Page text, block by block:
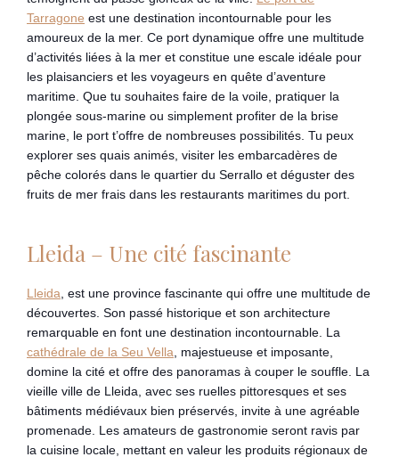
Tarragone est une destination incontournable pour les
amoureux de la mer. Ce port dynamique offre une multitude
d’activités liées à la mer et constitue une escale idéale pour
les plaisanciers et les voyageurs en quête d’aventure
maritime. Que tu souhaites faire de la voile, pratiquer la
plongée sous-marine ou simplement profiter de la brise
marine, le port t’offre de nombreuses possibilités. Tu peux
explorer ses quais animés, visiter les embarcadères de
pêche colorés dans le quartier du Serrallo et déguster des
fruits de mer frais dans les restaurants maritimes du port.
Lleida – Une cité fascinante
Lleida , est une province fascinante qui offre une multitude de
découvertes. Son passé historique et son architecture
remarquable en font une destination incontournable. La
cathédrale de la Seu Vella , majestueuse et imposante,
domine la cité et offre des panoramas à couper le souffle. La
vieille ville de Lleida, avec ses ruelles pittoresques et ses
bâtiments médiévaux bien préservés, invite à une agréable
promenade. Les amateurs de gastronomie seront ravis par
la cuisine locale, mettant en valeur les produits régionaux de